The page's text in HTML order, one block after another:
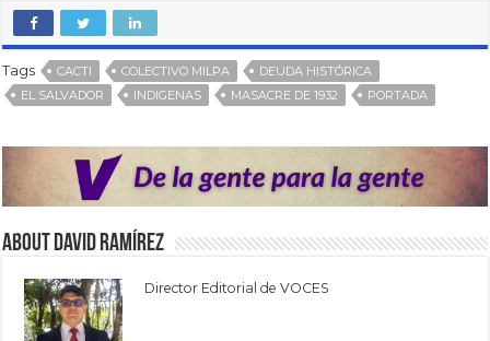
Tags CACTI COLECTIVO MILPA
DEUDA HISTÓRICA
EL SALVADOR
INDIGENAS MASACRE DE 1932 PORTADA
About David Ramírez
Director Editorial de VOCES